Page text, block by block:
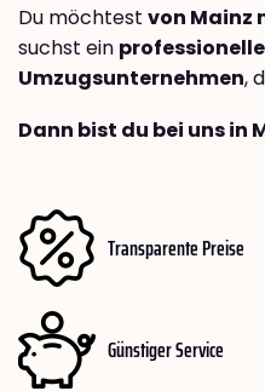
Du möchtest von Mainz
suchst ein
Umzugsunternehmen,
Dann bist du bei uns in
Transparente Preise
Günstiger Service